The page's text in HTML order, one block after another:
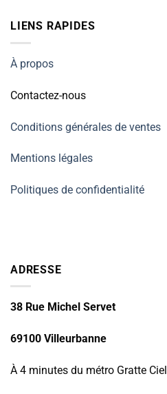
LIENS RAPIDES
À propos
Contactez-nous
Conditions générales de ventes
Mentions légales
Politiques de confidentialité
ADRESSE
38 Rue Michel Servet
69100 Villeurbanne
À 4 minutes du métro Gratte Ciel